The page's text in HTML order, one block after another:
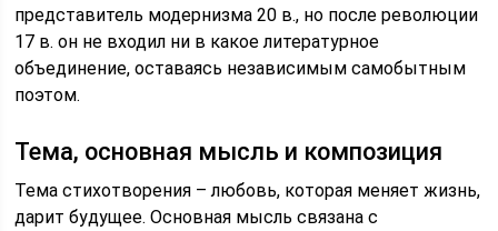
представитель модернизма 20 в., но после революции
17 в. он не входил ни в какое литературное
объединение, оставаясь независимым самобытным
поэтом.
Тема, основная мысль и композиция
Тема стихотворения – любовь, которая меняет жизнь,
дарит будущее. Основная мысль связана с